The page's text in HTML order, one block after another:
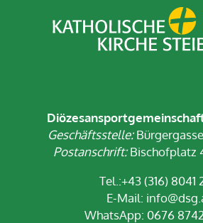
Geschäftsstelle:
Postanschrift:Bischofplatz
Tel.:+43 (316) 8041
E-Mail:
WhatsApp: 0676